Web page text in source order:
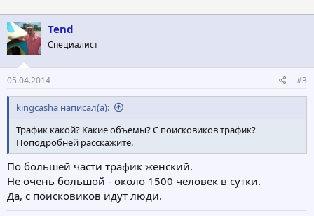
Tend
Специалист
05.04.2014 #3
kingcasha написал(а):
Трафик какой? Какие объемы? С поисковиков трафик?
Поподробней расскажите.
По большей части трафик женский.
Не очень большой - около 1500 человек в сутки.
Да, с поисковиков идут люди.